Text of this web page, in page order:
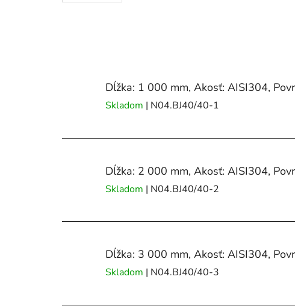
Dĺžka: 1 000 mm, Akosť: AISI304,
Skladom | N04.BJ40/40-1
Dĺžka: 2 000 mm, Akosť: AISI304,
Skladom | N04.BJ40/40-2
Dĺžka: 3 000 mm, Akosť: AISI304,
Skladom | N04.BJ40/40-3